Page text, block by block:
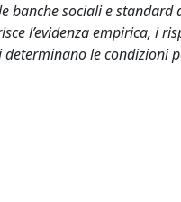
banche sociali e
l’evidenza empirica, i
le condizioni